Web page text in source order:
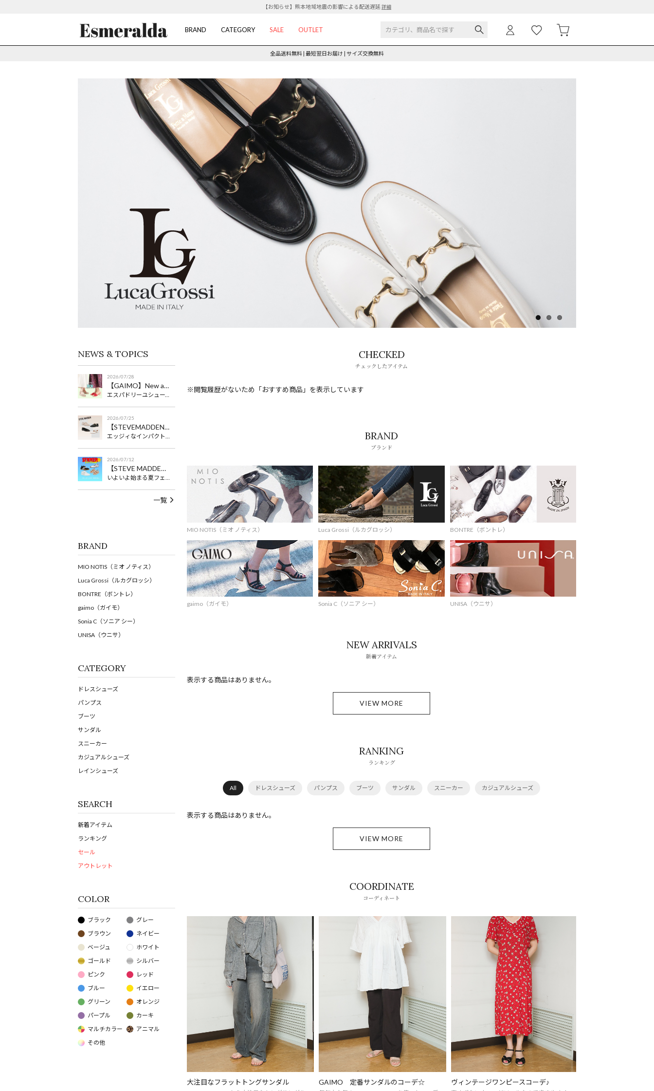
【お知らせ】熊本地域地震の影響による配送遅延詳細
BRAND CATEGORY SALE OUTLET
全品送料無料 | 最短翌日お届け | サイズ交換無料
NEWS & TOPICS
2026/07/28
【GAIMO】New arrival♪
エスパドリーユシューズが大人気のGAIMOの新作シューズコレクション☆チャンキーヒールやウェッジソールで、疲れにくいのも嬉しいですよね！お気に入りを見つけてくださいね♪♪
2026/07/25
【STEVEMADDEN】オトナなフラットシューズ
エッジィなインパクトのデザインが人気のSTEVE MADDEN、シンプルが良いけど被りたくもない！なんてわがままも叶えてくれる♪今回は、オンオフ兼用にぴったりなフラットシューズのご紹介です♪
2026/07/12
【STEVE MADDEN】夏フェスに履きたいスニーカー＆シューズ
いよいよ始まる夏フェス！しっかりエンジョイ勢は、動きやすいローヒールスニーカーが◎後ろでゆったりまったりエンジョイ勢は、サンダルでも◎
一覧
BRAND
MIO NOTIS（ミオ ノティス）
Luca Grossi（ルカグロッシ）
BONTRE（ボントレ）
gaimo（ガイモ）
Sonia C（ソニア シー）
UNISA（ウニサ）
CATEGORY
ドレスシューズ
パンプス
ブーツ
サンダル
スニーカー
カジュアルシューズ
レインシューズ
SEARCH
新着アイテム
ランキング
セール
アウトレット
COLOR
ブラック
グレー
ブラウン
ネイビー
ベージュ
ホワイト
ゴールド
シルバー
ピンク
レッド
ブルー
イエロー
グリーン
オレンジ
パープル
カーキ
マルチカラー
アニマル
その他
CHECKED
チェックしたアイテム
※閲覧履歴がないため「おすすめ商品」を表示しています
BRAND
ブランド
MIO NOTIS（ミオ ノティス） Luca Grossi（ルカグロッシ） BONTRE（ボントレ）
gaimo（ガイモ） Sonia C（ソニア シー） UNISA（ウニサ）
NEW ARRIVALS
新着アイテム
表示する商品はありません。
VIEW MORE
RANKING
ランキング
All ドレスシューズ パンプス ブーツ サンダル スニーカー カジュアルシューズ
表示する商品はありません。
VIEW MORE
COORDINATE
コーディネート
大注目なフラットトングサンダル GAIMO 定番サンダルのコーデ☆ ヴィンテージワンピースコーデ♪